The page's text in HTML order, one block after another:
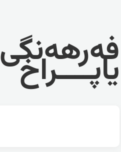
فەرهەنگی
یاپــــراخ